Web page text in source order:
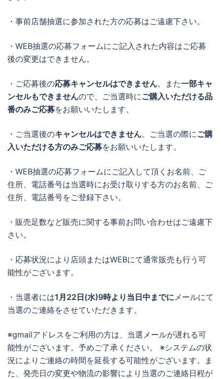
・事前店舗抽選に参加された方の応募はご遠慮下さい。
・WEB抽選の応募フォームにご記入された内容はご応募
後の変更はできません。
・ご応募後の応募キャンセルはできません。また一部キャ
ンセルもできませんので、ご当選時にご購入いただける品
番のみご応募をお願いいたします。
・ご当選後のキャンセルはできません。ご当選の際にご購
入いただける方のみご応募をお願いいたします。
・WEB抽選の応募フォームにご記入して頂くお名前、ご
住所、電話番号は当選時にお受け取りする方のお名前、ご
住所、電話番号をご登録下さい。
・販売足数など販売に関する事前お問い合わせはご遠慮下
さい。
・応募状況により店頭またはWEBにて通常販売も行う可
能性がございます。
・当選者には1月22日(水)9時より当日中までにメールにて
当選のご連絡をさせていただきます。
※gmailアドレスをご利用の方は、当選メールが遅れる可
能性がございます。予めご了承ください。 ※システムの状
況によりご連絡の時間を延長する可能性がございます。ま
た、発売日の変更や物流の影響により当選のご連絡日程が